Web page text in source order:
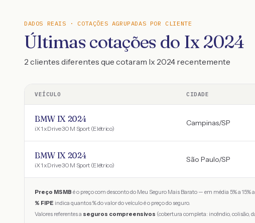
DADOS REAIS · COTAÇÕES AGRUPADAS POR CLIENTE
Últimas cotações do Ix 2024
2 clientes diferentes que cotaram Ix 2024 recentemente
VEÍCULO CIDADE
BMW IX 2024
iX 1 xDrive 30 M Sport (Elétrico)
Campinas/SP
BMW IX 2024
iX 1 xDrive 30 M Sport (Elétrico)
São Paulo/SP
Preço MSMB é o preço com desconto do Meu Seguro Mais Barato — em média 5% a 15%
% FIPE indica quantos % do valor do veículo é o preço do seguro.
Valores referentes a seguros compreensivos (cobertura completa: incêndio, colisão,